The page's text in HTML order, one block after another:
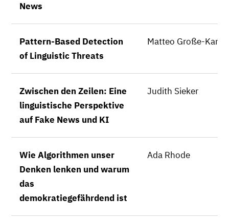
News
Pattern-Based Detection
of Linguistic Threats
Matteo Große-
Zwischen den Zeilen: Eine
linguistische Perspektive
auf Fake News und KI
Judith Sieker
Wie Algorithmen unser
Denken lenken und warum
das
demokratiegefährdend ist
Ada Rhode